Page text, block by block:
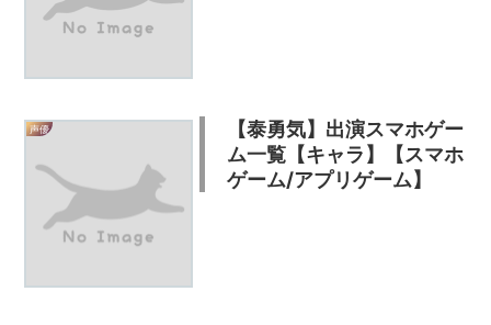
声優
【泰勇気】出演スマホゲー
ム一覧【キャラ】【スマホ
ゲーム/アプリゲーム】